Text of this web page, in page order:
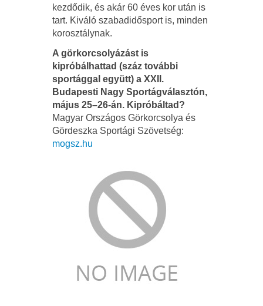
kezdődik, és akár 60 éves kor után is
tart. Kiváló szabadidősport is, minden
korosztálynak.
A görkorcsolyázást is
kipróbálhattad (száz további
sportággal együtt) a XXII.
Budapesti Nagy Sportágválasztón,
május 25–26-án. Kipróbáltad?
Magyar Országos Görkorcsolya és
Gördeszka Sportági Szövetség:
mogsz.hu